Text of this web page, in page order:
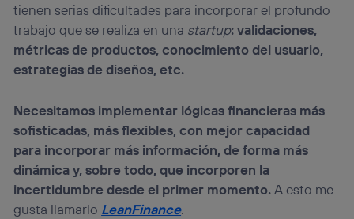
tienen serias dificultades para incorporar el profundo
trabajo que se realiza en una startup: validaciones,
métricas de productos, conocimiento del usuario,
estrategias de diseños, etc.
Necesitamos implementar lógicas financieras más
sofisticadas, más flexibles, con mejor capacidad
para incorporar más información, de forma más
dinámica y, sobre todo, que incorporen la
incertidumbre desde el primer momento.A esto me
gusta llamarlo LeanFinance.